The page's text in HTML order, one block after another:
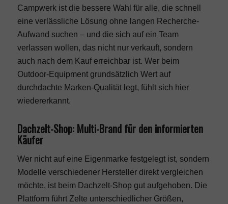
Campwerk ist die bessere Wahl für alle, die schnell
eine verlässliche Lösung ohne langen Recherche-
Aufwand suchen – und die sich auf ein Team
verlassen wollen, das nicht nur verkauft, sondern
auch nach dem Kauf erreichbar ist. Wer beim
Outdoor-Equipment grundsätzlich Wert auf
durchdachte Marken-Qualitätlegt, fühlt sich hier
wiedererkannt.
Dachzelt-Shop: Multi-Brand für den informierten
Käufer
Wer nicht auf eine Eigenmarke festgelegt ist, sondern
Modelle verschiedener Hersteller direkt vergleichen
möchte, ist beim Dachzelt-Shop gut aufgehoben. Die
Plattform führt Zelte unterschiedlicher Größen,